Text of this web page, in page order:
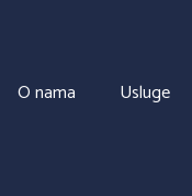
O nama Usluge